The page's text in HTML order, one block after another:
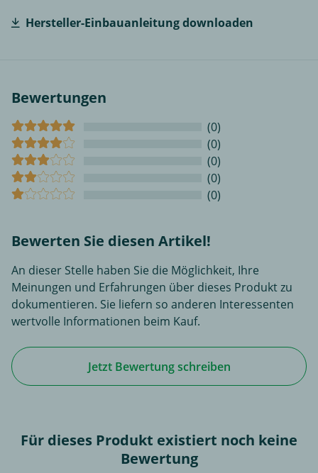
Hersteller-Einbauanleitung downloaden
Bewertungen
(0)
(0)
(0)
(0)
(0)
Bewerten Sie diesen Artikel!
An dieser Stelle haben Sie die Möglichkeit, Ihre
Meinungen und Erfahrungen über dieses Produkt zu
dokumentieren. Sie liefern so anderen Interessenten
wertvolle Informationen beim Kauf.
Jetzt Bewertung schreiben
Für dieses Produkt existiert noch keine
Bewertung